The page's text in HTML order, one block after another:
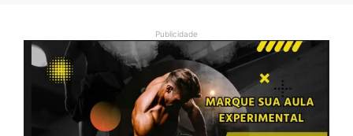
Publicidade